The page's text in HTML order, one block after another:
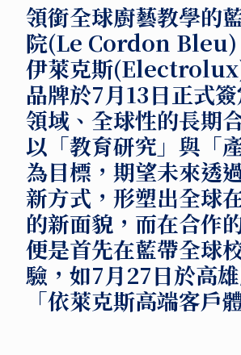
領銜全球廚藝教學的
院(Le Cordon Bleu)
伊萊克斯
品牌於7月13日正式
領域、全球性的長期
以「教育研究」與「
為目標，期望未來透
新方式，形塑出全球
的新面貌，而在合作
便是首先在藍帶全球
驗，如7月27日於高
「依萊克斯高端客戶